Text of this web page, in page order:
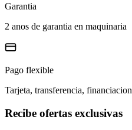
Garantia
2 anos de garantia en maquinaria
Pago flexible
Tarjeta, transferencia, financiacion
Recibe ofertas exclusivas